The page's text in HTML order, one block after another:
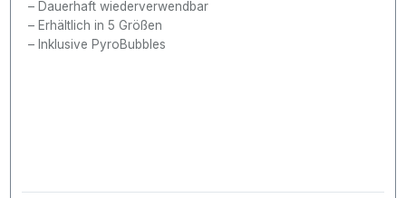
Dauerhaft wiederverwendbar
Erhältlich in 5 Größen
Inklusive PyroBubbles